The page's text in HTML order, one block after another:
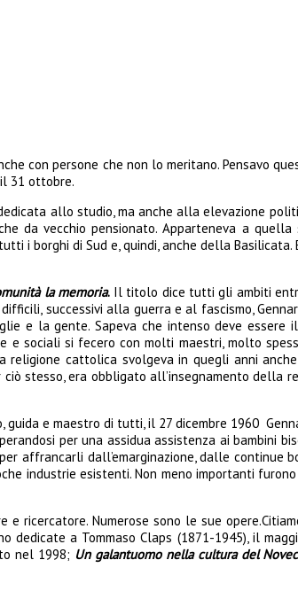
con persone che non lo meritano. Pensavo
31 ottobre.
allo studio, ma anche alla elevazione
da vecchio pensionato. Apparteneva a quella
i borghi di Sud e, quindi, anche della Basilicata.
la memoria.Il titolo dice tutti gli ambiti
successivi alla guerra e al fascismo,
e la gente. Sapeva che intenso deve essere
e sociali si fecero con molti maestri, molto
cattolica svolgeva in quegli anni
stesso, era obbligato all’insegnamento della
guida e maestro di tutti, il 27 dicembre 1960
per una assidua assistenza ai bambini
affrancarli dall’emarginazione, dalle continue
industrie esistenti. Non meno importanti
ricercatore. Numerose sono le sue
dedicate a Tommaso Claps (1871-1945), il
nel 1998; Un galantuomo nella cultura del